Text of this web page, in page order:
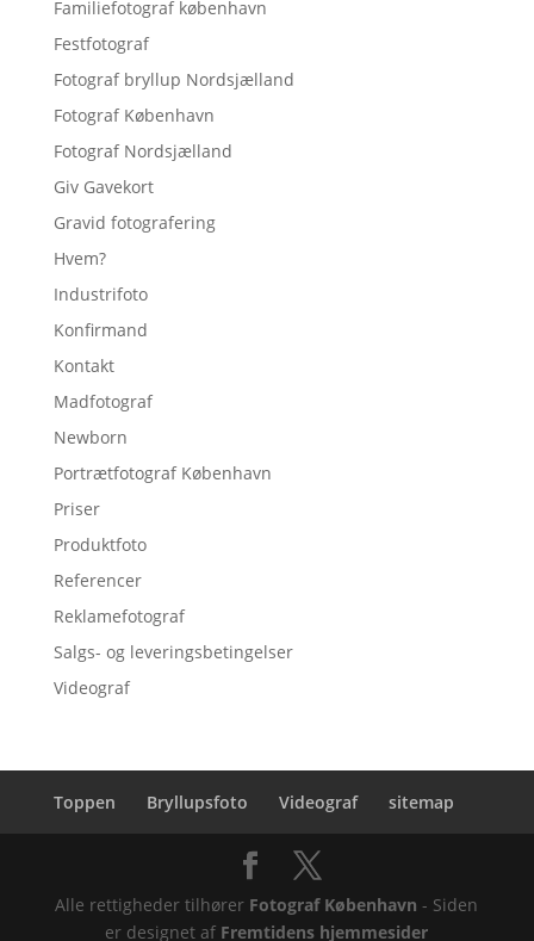
Familiefotograf københavn
Festfotograf
Fotograf bryllup Nordsjælland
Fotograf København
Fotograf Nordsjælland
Giv Gavekort
Gravid fotografering
Hvem?
Industrifoto
Konfirmand
Kontakt
Madfotograf
Newborn
Portrætfotograf København
Priser
Produktfoto
Referencer
Reklamefotograf
Salgs- og leveringsbetingelser
Videograf
Toppen Bryllupsfoto Videograf sitemap
Alle rettigheder tilhører Fotograf København - Siden
er designet af Fremtidens hjemmesider